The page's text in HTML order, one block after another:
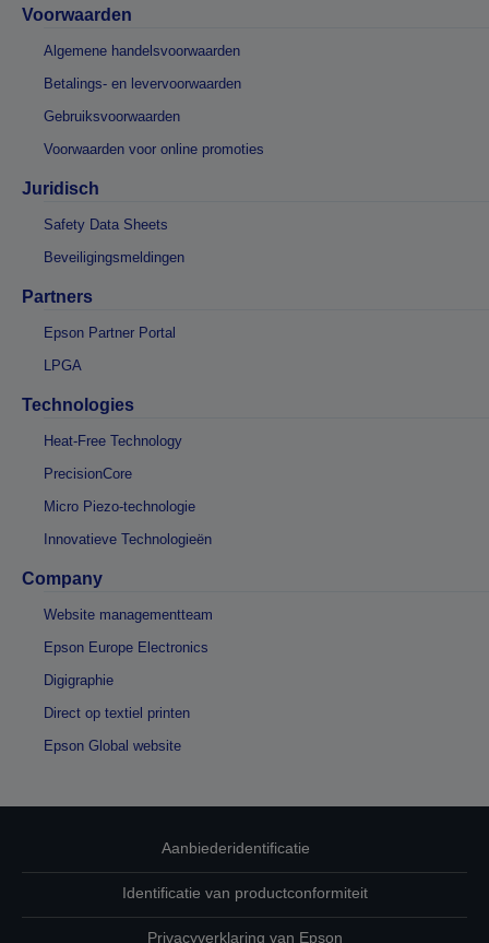
Voorwaarden
Algemene handelsvoorwaarden
Betalings- en levervoorwaarden
Gebruiksvoorwaarden
Voorwaarden voor online promoties
Juridisch
Safety Data Sheets
Beveiligingsmeldingen
Partners
Epson Partner Portal
LPGA
Technologies
Heat-Free Technology
PrecisionCore
Micro Piezo-technologie
Innovatieve Technologieën
Company
Website managementteam
Epson Europe Electronics
Digigraphie
Direct op textiel printen
Epson Global website
Aanbiederidentificatie
Identificatie van productconformiteit
Privacyverklaring van Epson